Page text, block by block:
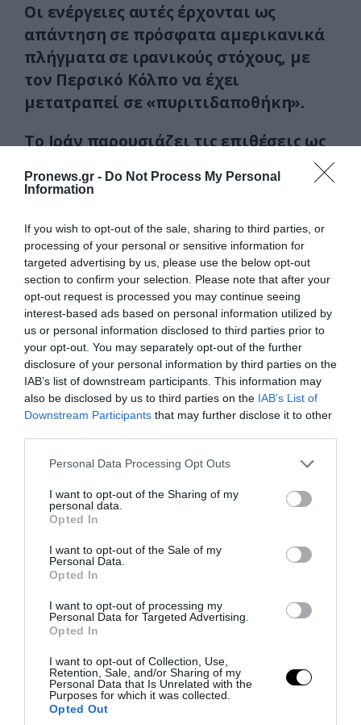
Pronews.gr - Do Not Process My Personal
Information
If you wish to opt-out of the sale, sharing to third parties, or
processing of your personal or sensitive information for
targeted advertising by us, please use the below opt-out
section to confirm your selection. Please note that after your
opt-out request is processed you may continue seeing
interest-based ads based on personal information utilized by
us or personal information disclosed to third parties prior to
your opt-out. You may separately opt-out of the further
disclosure of your personal information by third parties on the
IAB’s list of downstream participants. This information may
also be disclosed by us to third parties on the IAB’s List of
Downstream Participants that may further disclose it to other
Please note that this website/app uses one or more Google
not limited to your visit or usage behaviour. You may click to
grant or deny consent to Google and its third-party tags to
use your data for below specified purposes in below Google
consent section.
Personal Data Processing Opt Outs
I want to opt-out of the Sharing of my
personal data.
Opted In
I want to opt-out of the Sale of my
Personal Data.
Opted In
I want to opt-out of processing my
Personal Data for Targeted Advertising.
Opted In
I want to opt-out of Collection, Use,
Retention, Sale, and/or Sharing of my
Personal Data that Is Unrelated with the
Purposes for which it was collected.
Opted Out
Οι ενέργειες αυτές έρχονται ως
απάντηση σε πρόσφατα αμερικανικά
πλήγματα σε ιρανικούς στόχους, με
τον Περσικό Κόλπο να έχει
μετατραπεί σε «πυριτιδαποθήκη».
Το Ιράν παρουσιάζει τις επιθέσεις ως
απάντηση, ενώ από την πλευρά των
ακόμα πλήρης επίσημη τοποθέτηση
για τις ζημιές.
Η κατάσταση παραμένει εξαιρετικά
ρευστή, με τον κίνδυνο γενικευμένης
σύγκρουσης να αυξάνεται ώρα με την
ώρα.
Διεθνείς παρατηρητές παρακολουθούν
με έντονη ανησυχία, καθώς
οποιαδήποτε κλιμάκωση μπορεί να
επηρεάσει άμεσα τις τιμές
πετρελαίου, τις διεθνείς θαλάσσιες
οδούς και την περιφερειακή
ΕΙΔΗΣΕΙΣ ΣΗΜΕΡΑ
«Μούδιασε» η Naftogaz που βλέπει
κρύο χειμώνα στο Κίεβο: Οι Ρώσοι
διέλυσαν 7 εγκαταστάσεις του
ουκρανικού κολοσσού!
«Πυρ ομαδόν» από το πρώην γραφείο